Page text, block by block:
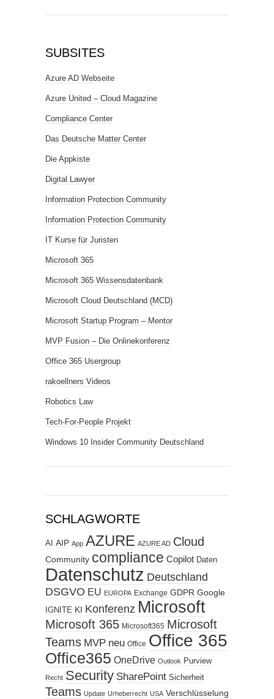
SUBSITES
Azure AD Webseite
Azure United – Cloud Magazine
Compliance Center
Das Deutsche Matter Center
Die Appkiste
Digital Lawyer
Information Protection Community
Information Protection Community
IT Kurse für Juristen
Microsoft 365
Microsoft 365 Wissensdatenbank
Microsoft Cloud Deutschland (MCD)
Microsoft Startup Program – Mentor
MVP Fusion – Die Onlinekonferenz
Office 365 Usergroup
rakoellners Videos
Robotics Law
Tech-For-People Projekt
Windows 10 Insider Community Deutschland
SCHLAGWORTE
AI AIP App AZURE AZURE AD Cloud
Community compliance Copilot Daten
Datenschutz Deutschland
DSGVO EU EUROPA Exchange GDPR Google
IGNITE KI Konferenz Microsoft
Microsoft 365 Microsoft365 Microsoft
Teams MVP neu Office Office 365
Office365 OneDrive Outlook Purview
Recht Security SharePoint Sicherheit
Teams Update Urheberrecht USA Verschlüsselung